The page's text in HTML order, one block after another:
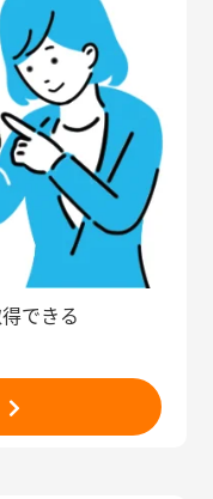
できる